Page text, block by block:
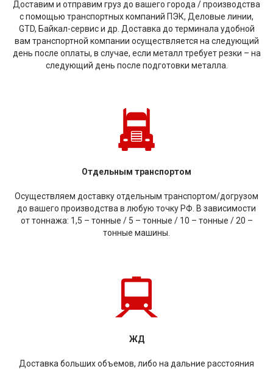
Доставим и отправим груз до вашего города / производства
с помощью транспортных компаний ПЭК, Деловые линии,
GTD, Байкал-сервис и др. Доставка до терминала удобной
вам транспортной компании осуществляется на следующий
день после оплаты, в случае, если металл требует резки – на
следующий день после подготовки металла.
Отдельным транспортом
Осуществляем доставку отдельным транспортом/догрузом
до вашего производства в любую точку РФ. В зависимости
от тоннажа: 1,5 – тонные / 5 – тонные / 10 – тонные / 20 –
тонные машины.
ЖД
Доставка больших объемов, либо на дальние расстояния